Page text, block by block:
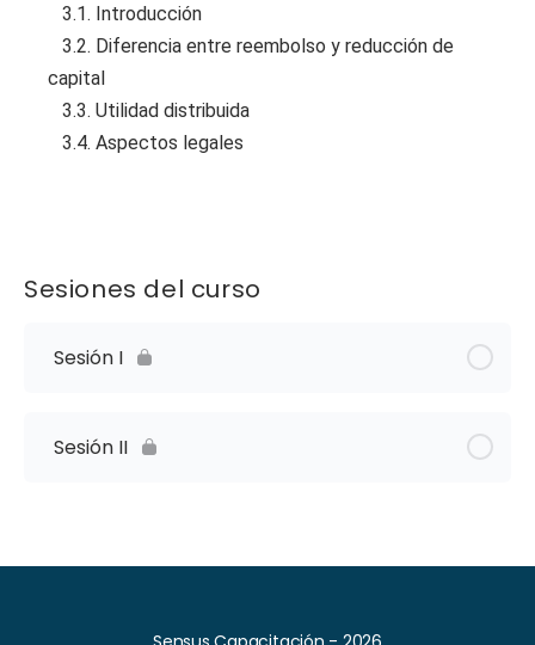
3.1. Introducción
3.2. Diferencia entre reembolso y reducción de
capital
3.3. Utilidad distribuida
3.4. Aspectos legales
Sesiones del curso
Sesión I
Sesión II